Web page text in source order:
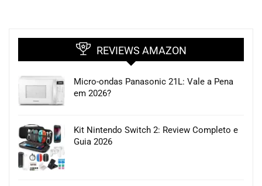
REVIEWS AMAZON
Micro-ondas Panasonic 21L: Vale a Pena
em 2026?
Kit Nintendo Switch 2: Review Completo e
Guia 2026